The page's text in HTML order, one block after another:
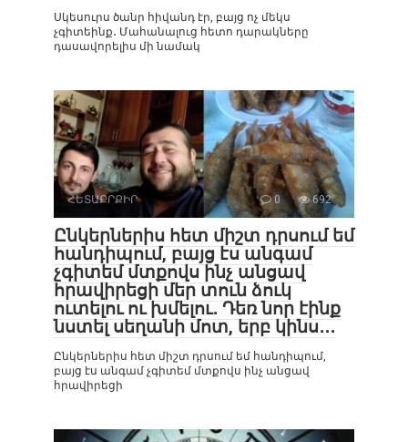
Սկեսուրս ծանր հիվանդ էր, բայց ոչ մեկս
չգիտեինք․ Մահանալուց հետո դարակները
դասավորելիս մի նամակ
ՀԵՏԱՔՐՔԻՐ 0 692
Ընկերներիս հետ միշտ դրսում եմ
հանդիպում, բայց էս անգամ
չգիտեմ մտքովս ինչ անցավ
հրավիրեցի մեր տուն ձուկ
ուտելու ու խմելու․ Դեռ նոր էինք
նստել սեղանի մոտ, երբ կինս․․․
Ընկերներիս հետ միշտ դրսում եմ հանդիպում,
բայց էս անգամ չգիտեմ մտքովս ինչ անցավ
հրավիրեցի